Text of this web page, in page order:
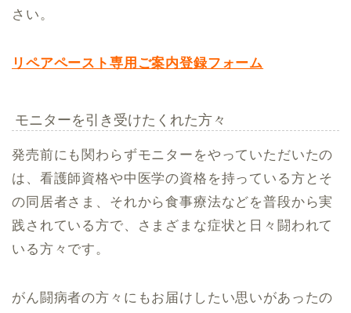
さい。
リペアペースト専用ご案内登録フォーム
モニターを引き受けたくれた方々
発売前にも関わらずモニターをやっていただいたの
は、看護師資格や中医学の資格を持っている方とそ
の同居者さま、それから食事療法などを普段から実
践されている方で、さまざまな症状と日々闘われて
いる方々です。
がん闘病者の方々にもお届けしたい思いがあったの